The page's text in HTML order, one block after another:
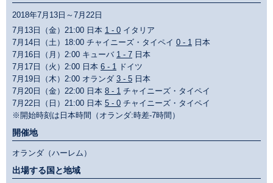
2018年7月13日～7月22日
7月13日（金）21:00 日本 1 - 0 イタリア
7月14日（土）18:00 チャイニーズ・タイペイ 0 - 1 日本
7月16日（月）2:00 キューバ 1 - 7 日本
7月17日（火）2:00 日本 6 - 1
ドイツ
7月19日（木）2:00 オランダ 3 - 5 日本
7月20日（金）22:00 日本 8 - 1 チャイニーズ・タイペイ
7月22日（日）21:00 日本 5 - 0 チャイニーズ・タイペイ
※開始時刻は日本時間（オランダ:時差-7時間）
開催地
オランダ（ハーレム）
出場する国と地域